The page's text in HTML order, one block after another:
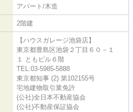
アパート/木造
2階建
【ハウスガレージ池袋店】
東京都豊島区池袋２丁目６０－１
１ ともビル６階
TEL:03-5985-5888
東京都知事 (2) 第102155号
宅地建物取引業免許
(公社)全日本不動産協会
(公社)不動産保証協会